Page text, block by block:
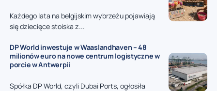
Każdego lata na belgijskim wybrzeżu pojawiają
się dziecięce stoiska z...
DP World inwestuje w Waaslandhaven – 48
milionów euro na nowe centrum logistyczne w
porcie w Antwerpii
Spółka DP World, czyli Dubai Ports, ogłosiła